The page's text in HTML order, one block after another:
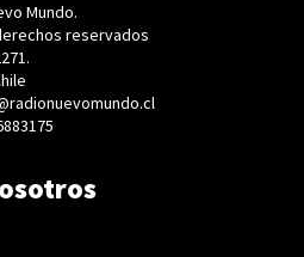
Mundo.
reservados